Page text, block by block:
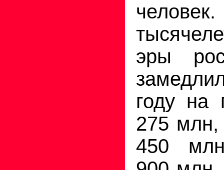
эры
году на
275 млн,
450